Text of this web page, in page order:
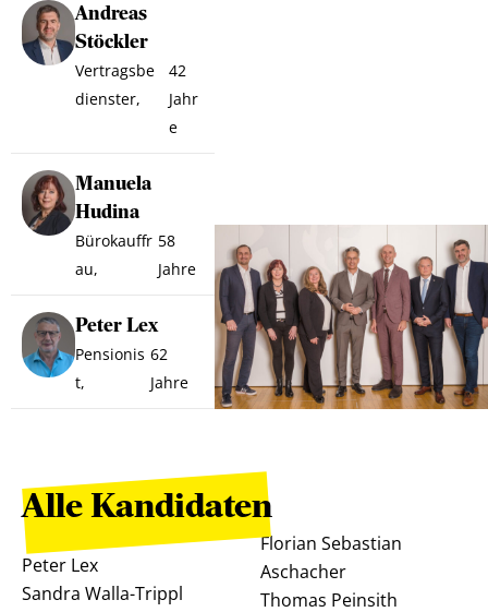
Andreas
Stöckler
Vertragsbe
dienster,
42
Jahr
e
Manuela
Hudina
Bürokauffr
au,
58
Jahre
Peter Lex
Pensionis
t,
62
Jahre
Alle Kandidaten
Peter Lex
Sandra Walla-Trippl
Florian Sebastian
Aschacher
Thomas Peinsith